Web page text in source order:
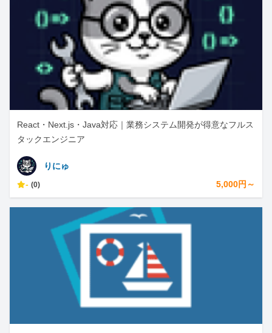
React・Next.js・Java対応｜業務システム開発が得意なフルス
タックエンジニア
りにゅ
- (0) 5,000円～